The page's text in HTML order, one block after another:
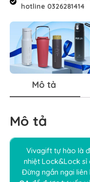
hotline 0326281414
Mô tả
Mô tả
Vivagift tự hào là
nhiệt Lock&Lock sỉ
Đừng ngần ngại liên